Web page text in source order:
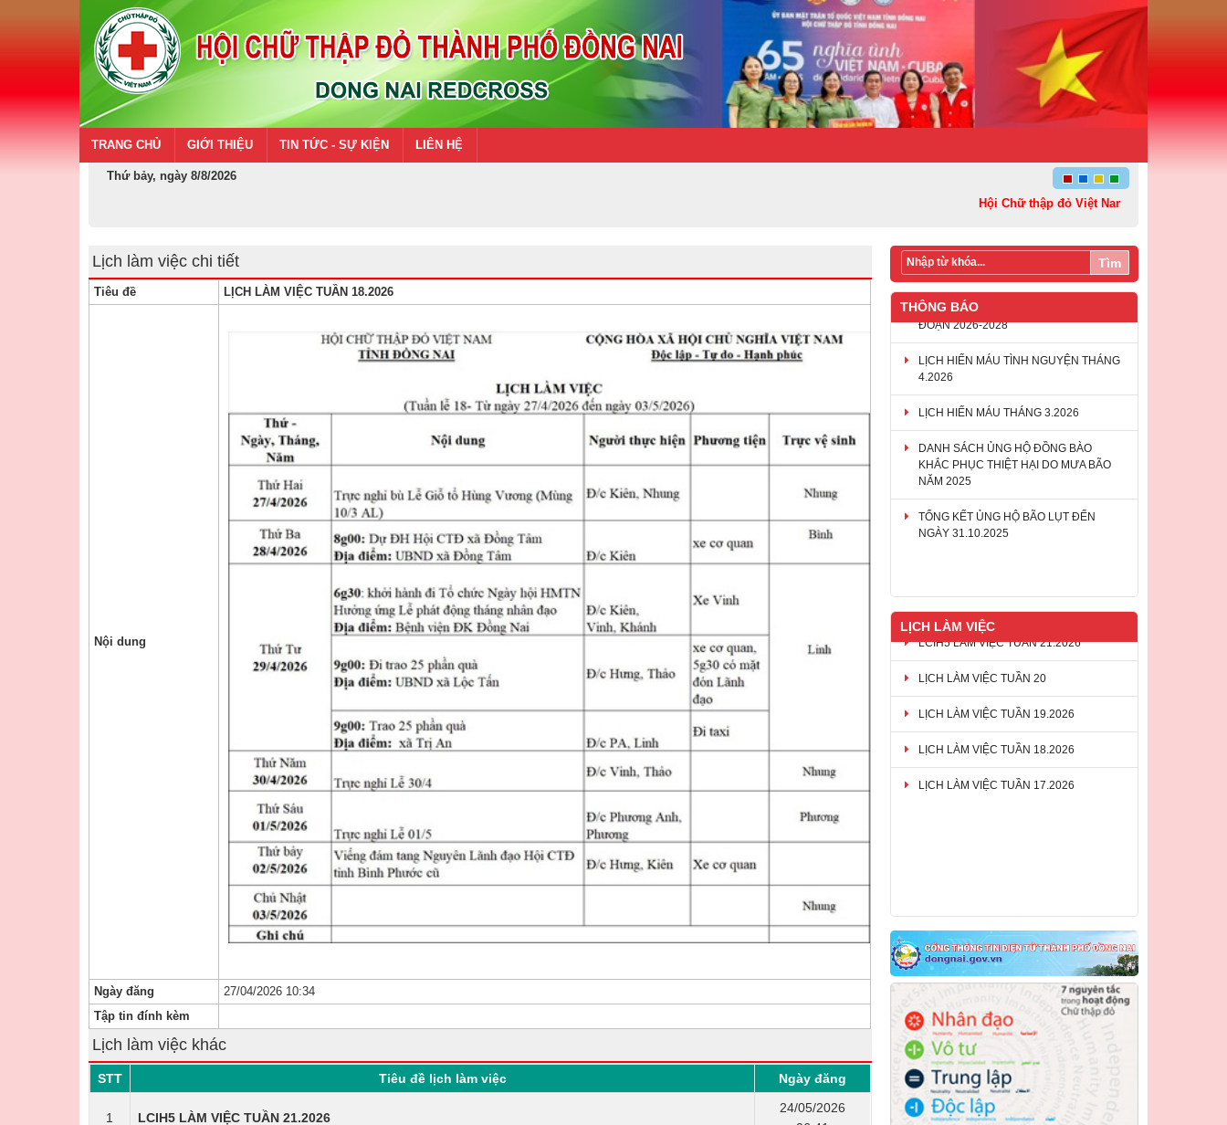
TRANG CHỦ GIỚI THIỆU TIN TỨC - SỰ KIỆN LIÊN HỆ
Thứ bảy, ngày 8/8/2026
Hội Chữ thập đỏ Việt Nam: Kết nối – Sẻ chia
Tìm
Lịch làm việc chi tiết
Tiêu đề LỊCH LÀM VIỆC TUẦN 18.2026
Nội dung
Ngày đăng
27/04/2026 10:34
Tập tin đính kèm
Lịch làm việc khác
STT Tiêu đề lịch làm việc Ngày đăng
1 LCIH5 LÀM VIỆC TUẦN 21.2026
24/05/2026
THÔNG BÁO
KHẮC PHỤC THIỆT HẠI DO MƯA BÃO
NĂM 2025
NGÀY 31.10.2025
LỊCH LÀM VIỆC